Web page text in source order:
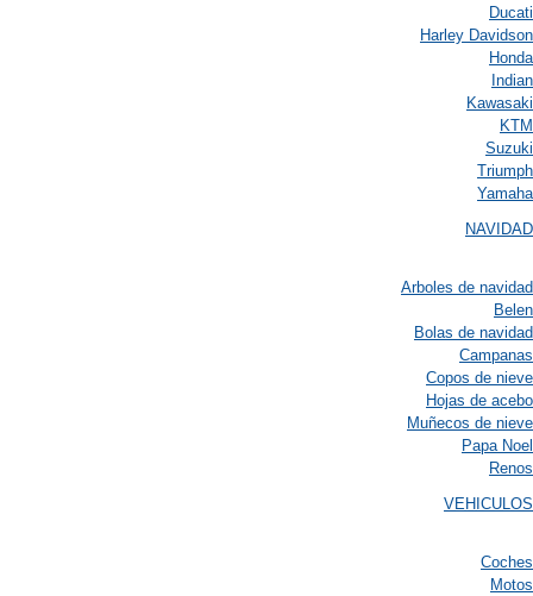
Ducati
Harley Davidson
Honda
Indian
Kawasaki
KTM
Suzuki
Triumph
Yamaha
NAVIDAD
Arboles de navidad
Belen
Bolas de navidad
Campanas
Copos de nieve
Hojas de acebo
Muñecos de nieve
Papa Noel
Renos
VEHICULOS
Coches
Motos